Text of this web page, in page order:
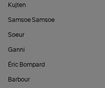
Kujten
Samsoe Samsoe
Soeur
Ganni
Éric Bompard
Barbour